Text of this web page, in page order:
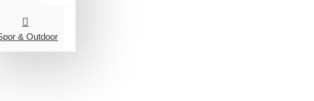
& Outdoor